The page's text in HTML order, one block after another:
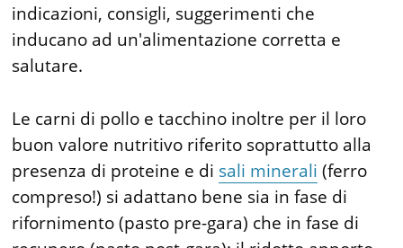
indicazioni, consigli, suggerimenti che
inducano ad un'alimentazione corretta e
salutare.
Le carni di pollo e tacchino inoltre per il loro
buon valore nutritivo riferito soprattutto alla
presenza di proteine e di sali minerali (ferro
compreso!) si adattano bene sia in fase di
rifornimento (pasto pre-gara) che in fase di